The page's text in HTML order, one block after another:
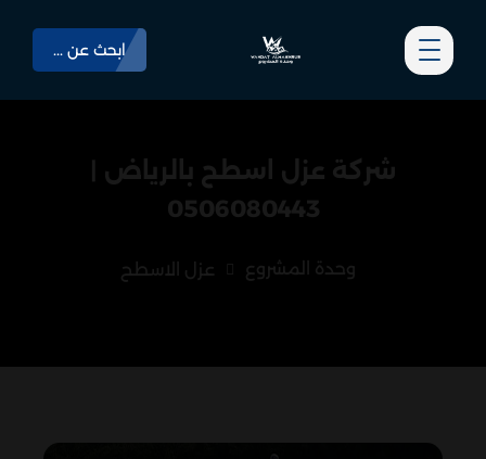
ابحث عن ...
شركة عزل اسطح بالرياض |
0506080443
وحدة المشروع عزل الاسطح